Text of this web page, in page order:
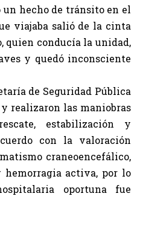
un hecho de tránsito en el
viajaba salió de la cinta
quien conducía la unidad,
y quedó inconsciente
de Seguridad Pública
realizaron las maniobras
estabilización y
con la valoración
craneoencefálico,
hemorragia activa, por lo
oportuna fue